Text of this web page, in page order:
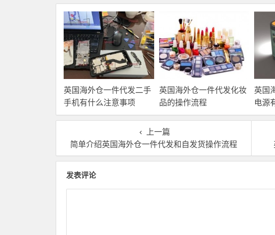
英国海外仓一件代发二手
手机有什么注意事项
英国海外仓一件代发化妆
品的操作流程
英国
电源
上一篇
简单介绍英国海外仓一件代发和自发货操作流程
发表评论